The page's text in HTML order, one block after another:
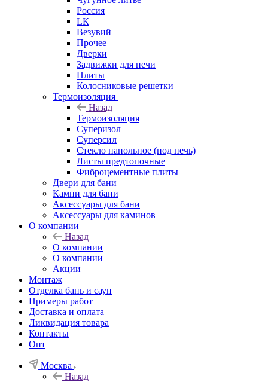
Россия
LК
Везувий
Прочее
Дверки
Задвижки для печи
Плиты
Колосниковые решетки
Термоизоляция
Назад
Термоизоляция
Суперизол
Суперсил
Стекло напольное (под печь)
Листы предтопочные
Фиброцементные плиты
Двери для бани
Камни для бани
Аксессуары для бани
Аксессуары для каминов
О компании
Назад
О компании
О компании
Акции
Монтаж
Отделка бань и саун
Примеры работ
Доставка и оплата
Ликвидация товара
Контакты
Опт
Москва
Назад